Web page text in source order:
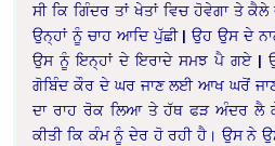
ਸੀ ਕਿ ਗਿੰਦਰ ਤਾਂ ਖੇਤਾਂ ਵਿਚ ਹੋਵੇਗਾ ਤੇ
ਉਨ੍ਹਾਂ ਨੂੰ ਚਾਹ ਆਦਿ ਪੁੱਛੀ | ਉਹ ਉਸ ਦੇ
ਉਸ ਨੂੰ ਇਨ੍ਹਾਂ ਦੇ ਇਰਾਦੇ ਸਮਝ ਪੈ ਗਏ |
ਗੋਬਿੰਦ ਕੌਰ ਦੇ ਘਰ ਜਾਣ ਲਈ ਆਖ ਘਰੋਂ
ਦਾ ਰਾਹ ਰੋਕ ਲਿਆ ਤੇ ਹੱਥ ਫੜ ਅੰਦਰ ਲੈ
ਕੀਤੀ ਕਿ ਕੰਮ ਨੂੰ ਦੇਰ ਹੋ ਰਹੀ ਹੈ। ਉਸ ਨੇ